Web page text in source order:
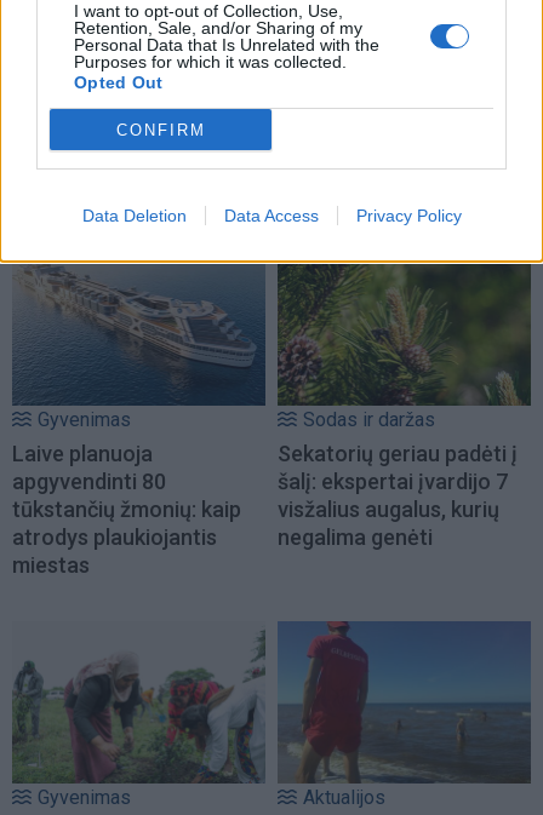
I want to opt-out of Collection, Use,
Retention, Sale, and/or Sharing of my
Personal Data that Is Unrelated with the
Purposes for which it was collected.
Opted Out
CONFIRM
Data Deletion Data Access Privacy Policy
NAUJI
Gyvenimas
Laive planuoja
apgyvendinti 80
tūkstančių žmonių: kaip
atrodys plaukiojantis
miestas
Sodas ir daržas
Sekatorių geriau padėti į
šalį: ekspertai įvardijo 7
visžalius augalus, kurių
negalima genėti
Gyvenimas Aktualijos